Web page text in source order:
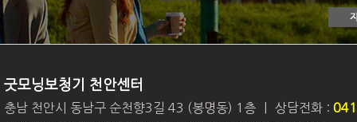
굿모닝보청기 천안센터
충남 천안시 동남구 순천향3길 43 (봉명동) 1층 상담전화 :